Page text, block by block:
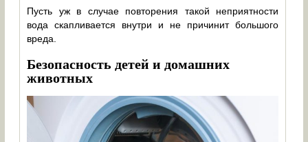
Пусть уж в случае повторения такой неприятности
вода скапливается внутри и не причинит большого
вреда.
Безопасность детей и домашних
животных